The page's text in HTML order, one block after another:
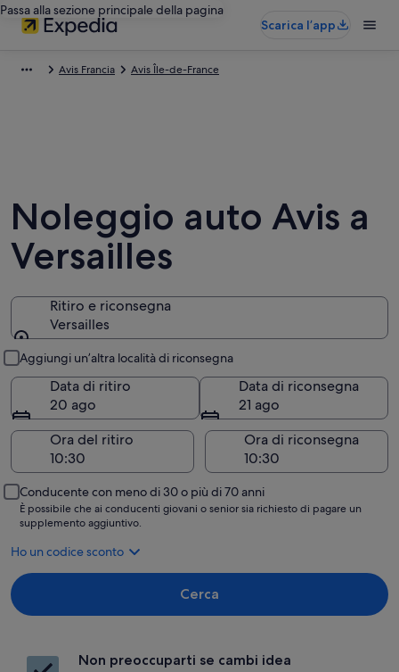
Passa alla sezione principale della pagina
Scarica l’app
Avis Francia Avis Île-de-France
Noleggio auto Avis a
Versailles
Ritiro e riconsegna
Versailles
Aggiungi un’altra località di riconsegna
Data di ritiro
20 ago
Data di riconsegna
21 ago
Ora del ritiro
Ora di riconsegna
Conducente con meno di 30 o più di 70 anni
È possibile che ai conducenti giovani o senior sia richiesto di pagare un
supplemento aggiuntivo.
Ho un codice sconto
Cerca
Non preoccuparti se cambi idea